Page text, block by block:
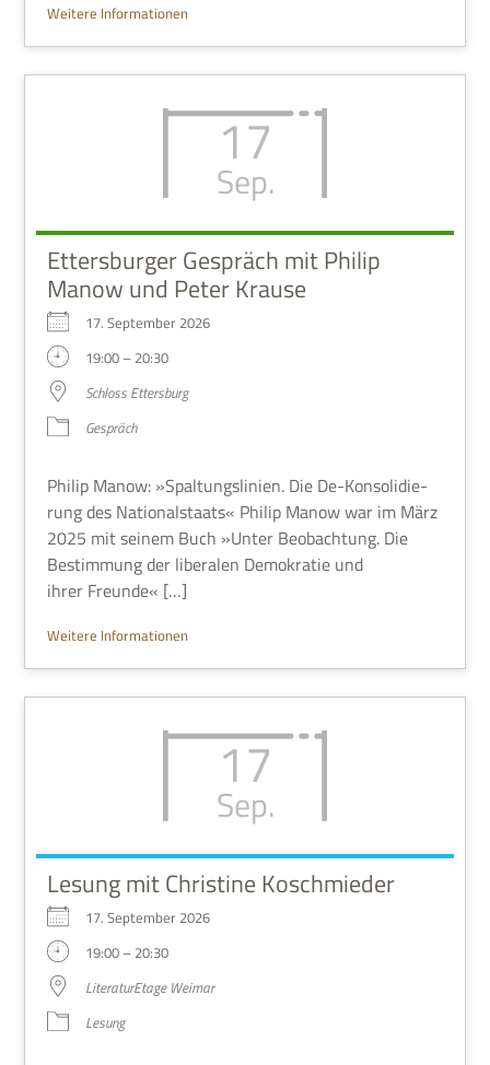
Wei­tere Informationen
17
Sep.
Ettersburger Gespräch mit Philip
Manow und Peter Krause
17. Sep­tem­ber 2026
19:00 – 20:30
Schloss Etters­burg
Gespräch
Philip Manow: »Spal­tungs­li­nien. Die De-Kon­so­li­die­
rung des Natio­nal­staats« Philip Manow war im März
2025 mit sei­nem Buch »Unter Beob­ach­tung. Die
Bestim­mung der libe­ra­len Demo­kra­tie und
ihrer Freunde« […]
Wei­tere Informationen
17
Sep.
Lesung mit Christine Koschmieder
17. Sep­tem­ber 2026
19:00 – 20:30
Lite­ra­tur­Etage Weimar
Lesung